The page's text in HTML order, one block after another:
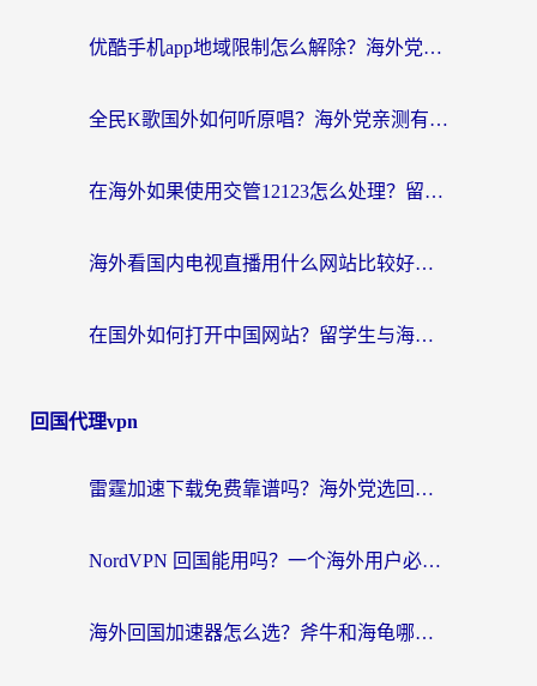
优酷手机app地域限制怎么解除？海外党亲测有效的追剧方案
全民K歌国外如何听原唱？海外党亲测有效的回国加速器选择指南
在海外如果使用交管12123怎么处理？留学生亲测有效的回国加速方案
海外看国内电视直播用什么网站比较好？一篇解决你所有追剧难题的实用指南
在国外如何打开中国网站？留学生与海外华人的无缝访问指南
回国代理vpn
雷霆加速下载免费靠谱吗？海外党选回国加速器的避坑指南（附热门工具对比）
NordVPN 回国能用吗？一个海外用户必须面对的真实困境
海外回国加速器怎么选？斧牛和海龟哪个好？一篇帮你避开坑的实用指南